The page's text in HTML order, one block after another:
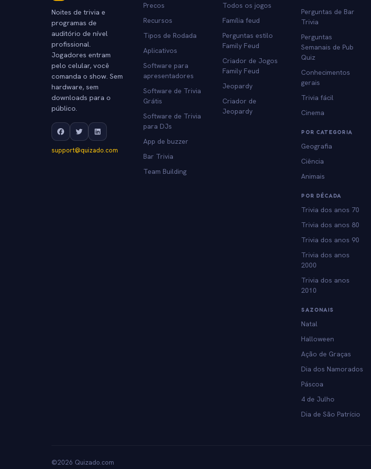
Noites de trivia e
programas de
auditório de nível
profissional.
Jogadores entram
pelo celular, você
comanda o show. Sem
hardware, sem
downloads para o
público.
support@quizado.com
Precos
Recursos
Tipos de Rodada
Aplicativos
Software para
apresentadores
Software de Trivia
Grátis
Software de Trivia
para DJs
App de buzzer
Bar Trivia
Team Building
Todos os jogos
Família feud
Perguntas estilo
Family Feud
Criador de Jogos
Family Feud
Jeopardy
Criador de
Jeopardy
Perguntas de Bar
Trivia
Perguntas
Semanais de Pub
Quiz
Conhecimentos
gerais
Trivia fácil
Cinema
POR CATEGORIA
Geografia
Ciência
Animais
POR DÉCADA
Trivia dos anos 70
Trivia dos anos 80
Trivia dos anos 90
Trivia dos anos
2000
Trivia dos anos
2010
SAZONAIS
Natal
Halloween
Ação de Graças
Dia dos Namorados
Páscoa
4 de Julho
Dia de São Patrício
©2026 Quizado.com